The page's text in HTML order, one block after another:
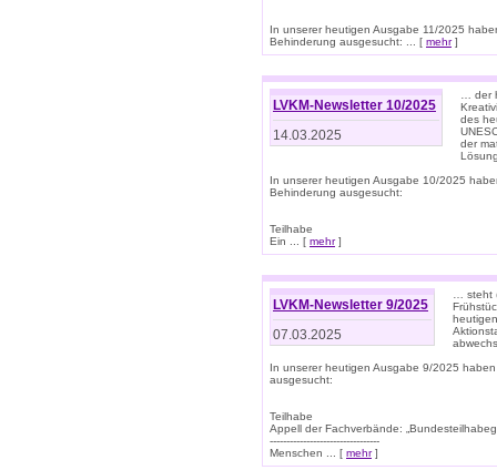
In unserer heutigen Ausgabe 11/2025
Behinderung ausgesucht: ... [ mehr]
LVKM-Newsletter 10/2025
14.03.2025
… der
des
der
In unserer heutigen Ausgabe 10/2025
Behinderung ausgesucht:
Teilhabe
Ein ... [ mehr]
LVKM-Newsletter 9/2025
07.03.2025
… steht
In unserer heutigen Ausgabe 9/2025
ausgesucht:
Teilhabe
Appell der Fachverbände:
---------------------------------
Menschen ... [ mehr]